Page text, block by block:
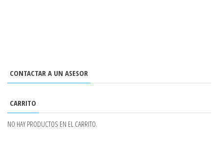
CONTACTAR A UN ASESOR
CARRITO
NO HAY PRODUCTOS EN EL CARRITO.